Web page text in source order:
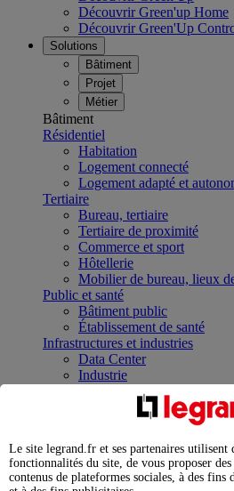
Découvrir Green'up Home
Découvrir Green'Up
Solutions
Bâtiment
Projet
Métier
Bâtiment
Résidentiel
Habitation
Logement connecté
Logement adapté et
Tertiaire
Bureau, tertiaire
Tertiaire de proximité
Commerce et sport
Hôtellerie
Mobilier de bureau, lieux
Public et santé
Bâtiment public
Établissement de santé
Infrastructures et industries
Data Center
Industrie
Infrastructures
Contrôler et planifier le
Répartir et optimiser son
Legrand Data Center
expertises au service de vos
Le site legrand.fr et ses partenaires utilisent
fonctionnalités du site, de vous proposer
contenus de plateformes sociales, à des fins